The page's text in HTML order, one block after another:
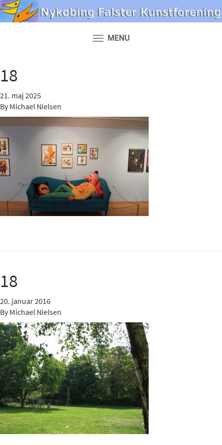
Toggle
MENU
18
21. maj 2025
By Michael Nielsen
18
20. januar 2016
By Michael Nielsen